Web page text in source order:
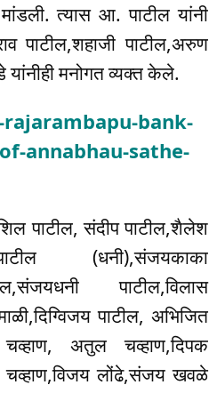
त्यास आ. पाटील यांनी
पाटील,शहाजी पाटील,अरुण
यांनीही मनोगत व्यक्त केले.
bank-
annabhau-sathe-
पाटील, संदीप पाटील,शैलेश
(धनी),संजयकाका
पाटील,विलास
पाटील, अभिजित
अतुल चव्हाण,दिपक
लोंढे,संजय खवळे